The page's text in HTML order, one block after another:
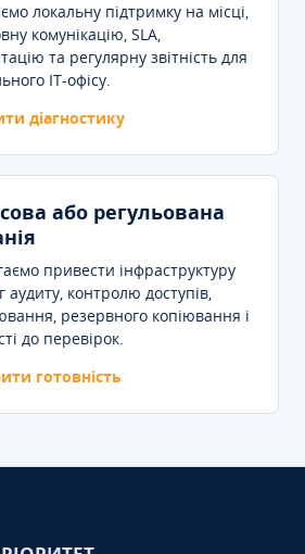
локальну підтримку на місці,
комунікацію, SLA,
та регулярну звітність для
IT-офісу.
діагностику
або регульована
привести інфраструктуру
аудиту, контролю доступів,
резервного копіювання і
до перевірок.
готовність